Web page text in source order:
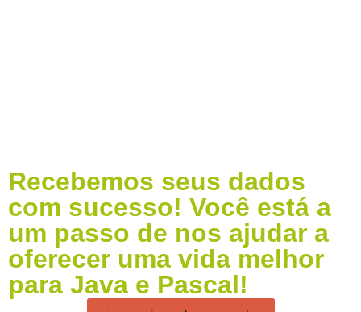
Recebemos seus dados
com sucesso! Você está a
um passo de nos ajudar a
oferecer uma vida melhor
para Java e Pascal!